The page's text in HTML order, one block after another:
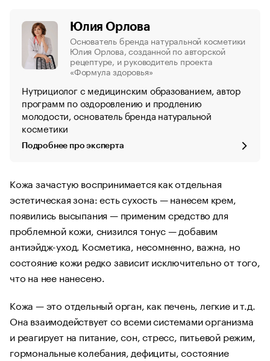
Юлия Орлова
Основатель бренда натуральной косметики
Юлия Орлова, созданной по авторской
рецептуре, и руководитель проекта
«Формула здоровья»
Нутрициолог с медицинским образованием, автор
программ по оздоровлению и продлению
молодости, основатель бренда натуральной
косметики
Подробнее про эксперта
Кожа зачастую воспринимается как отдельная
эстетическая зона: есть сухость — нанесем крем,
появились высыпания — применим средство для
проблемной кожи, снизился тонус — добавим
антиэйдж-уход. Косметика, несомненно, важна, но
состояние кожи редко зависит исключительно от того,
что на нее нанесено.
Кожа — это отдельный орган, как печень, легкие и т.д.
Она взаимодействует со всеми системами организма
и реагирует на питание, сон, стресс, питьевой режим,
гормональные колебания, дефициты, состояние